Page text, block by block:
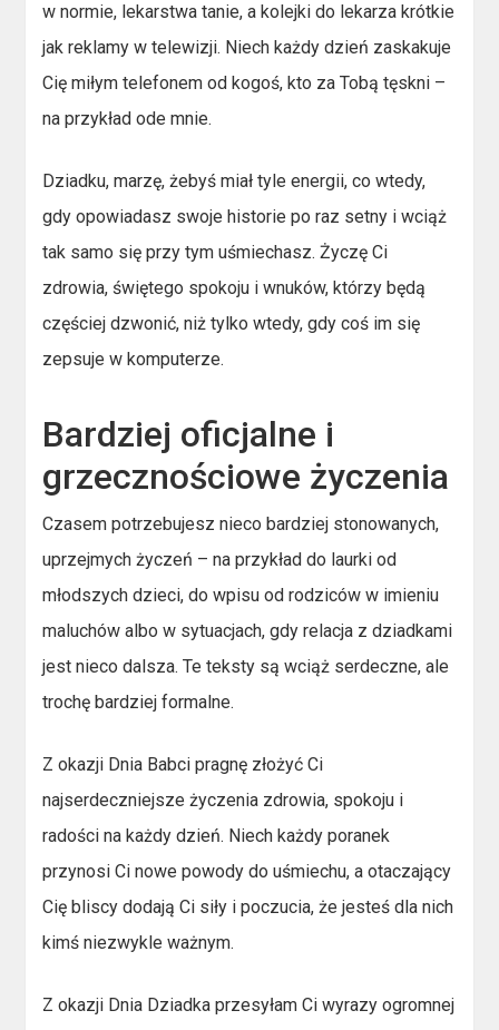
w normie, lekarstwa tanie, a kolejki do lekarza krótkie
jak reklamy w telewizji. Niech każdy dzień zaskakuje
Cię miłym telefonem od kogoś, kto za Tobą tęskni –
na przykład ode mnie.
Dziadku, marzę, żebyś miał tyle energii, co wtedy,
gdy opowiadasz swoje historie po raz setny i wciąż
tak samo się przy tym uśmiechasz. Życzę Ci
zdrowia, świętego spokoju i wnuków, którzy będą
częściej dzwonić, niż tylko wtedy, gdy coś im się
zepsuje w komputerze.
Bardziej oficjalne i
grzecznościowe życzenia
Czasem potrzebujesz nieco bardziej stonowanych,
uprzejmych życzeń – na przykład do laurki od
młodszych dzieci, do wpisu od rodziców w imieniu
maluchów albo w sytuacjach, gdy relacja z dziadkami
jest nieco dalsza. Te teksty są wciąż serdeczne, ale
trochę bardziej formalne.
Z okazji Dnia Babci pragnę złożyć Ci
najserdeczniejsze życzenia zdrowia, spokoju i
radości na każdy dzień. Niech każdy poranek
przynosi Ci nowe powody do uśmiechu, a otaczający
Cię bliscy dodają Ci siły i poczucia, że jesteś dla nich
kimś niezwykle ważnym.
Z okazji Dnia Dziadka przesyłam Ci wyrazy ogromnej